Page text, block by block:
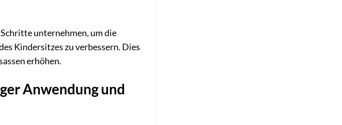
unternehmen, um die
Kindersitzes zu verbessern. Dies
erhöhen.
Anwendung und